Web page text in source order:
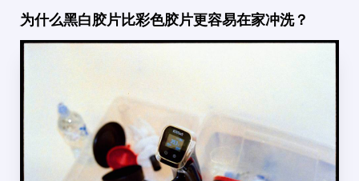
为什么黑白胶片比彩色胶片更容易在家冲洗？